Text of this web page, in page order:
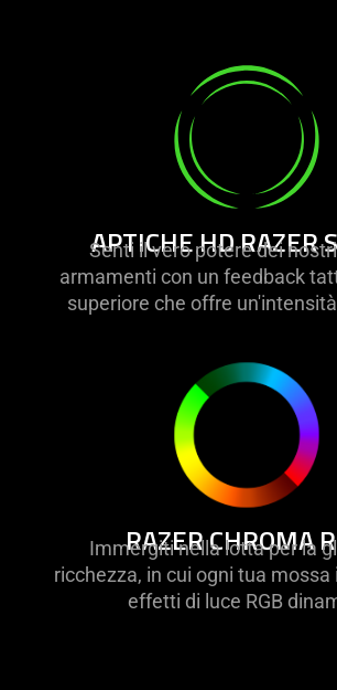
APTICHE HD RAZER
Senti il vero potere dei
armamenti con un feedback
superiore che offre
RAZER CHROMA
Immergiti nella lotta per la
ricchezza, in cui ogni tua mossa
effetti di luce RGB